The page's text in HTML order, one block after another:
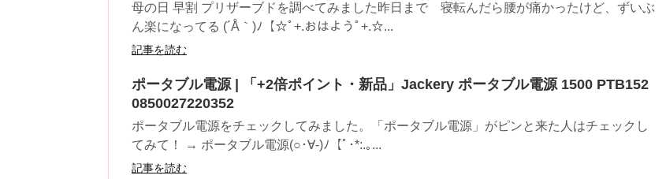
母の日 早割 プリザーブドを調べてみました昨日まで 寝転んだら腰が痛かったけど、ずいぶ
ん楽になってる (´Å｀)ﾉ【☆ﾟ+.おはようﾟ+.☆...
記事を読む
ポータブル電源 | 「+2倍ポイント・新品」Jackery ポータブル電源 1500 PTB152
0850027220352
ポータブル電源をチェックしてみました。「ポータブル電源」がピンと来た人はチェックし
てみて！ → ポータブル電源(○･∀-)ﾉ【ﾟ･*:.｡...
記事を読む